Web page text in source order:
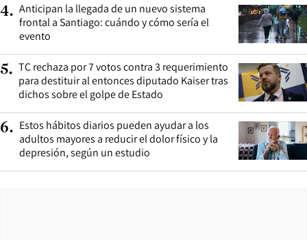
4. Anticipan la llegada de un nuevo sistema
frontal a Santiago: cuándo y cómo sería el
evento
5. TC rechaza por 7 votos contra 3 requerimiento
para destituir al entonces diputado Kaiser tras
dichos sobre el golpe de Estado
6. Estos hábitos diarios pueden ayudar a los
adultos mayores a reducir el dolor físico y la
depresión, según un estudio